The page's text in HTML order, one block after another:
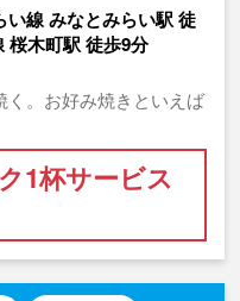
い線 みなとみらい駅 徒
桜木町駅 徒歩9分
く。お好み焼きといえば
1杯サービス